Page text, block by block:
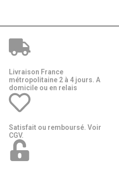
Livraison France
métropolitaine 2 à 4 jours. A
domicile ou en relais​​
Satisfait ou remboursé. Voir
CGV.